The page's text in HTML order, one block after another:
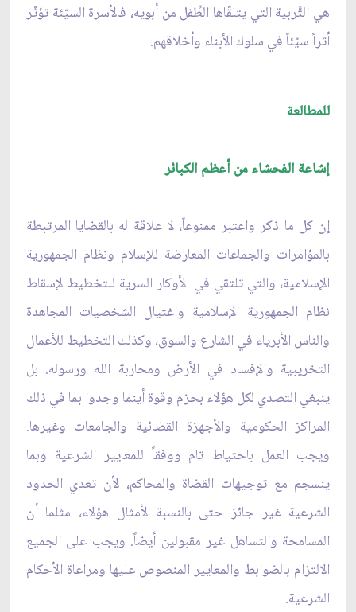
هي التَّربية التي يتلقّاها الطِّفل من أبويه، فالأسرة السيّئة تؤثّر
أثراً سيّئاً في سلوك الأبناء وأخلاقهم.
للمطالعة
إشاعة الفحشاء من أعظم الكبائر
إن كل ما ذكر واعتبر ممنوعاً، لا علاقة له بالقضايا المرتبطة
بالمؤامرات والجماعات المعارضة للإسلام ونظام الجمهورية
الإسلامية، والتي تلتقي في الأوكار السرية للتخطيط لإسقاط
نظام الجمهورية الإسلامية واغتيال الشخصيات المجاهدة
والناس الأبرياء في الشارع والسوق، وكذلك التخطيط للأعمال
التخريبية والإفساد في الأرض ومحاربة الله ورسوله. بل
ينبغي التصدي لكل هؤلاء بحزم وقوة أينما وجدوا بما في ذلك
المراكز الحكومية والأجهزة القضائية والجامعات وغيرها.
ويجب العمل باحتياط تام ووفقاً للمعايير الشرعية وبما
ينسجم مع توجيهات القضاة والمحاكم، لأن تعدي الحدود
الشرعية غير جائز حتى بالنسبة لأمثال هؤلاء، مثلما أن
المسامحة والتساهل غير مقبولين أيضاً. ويجب على الجميع
الالتزام بالضوابط والمعايير المنصوص عليها ومراعاة الأحكام
الشرعية.